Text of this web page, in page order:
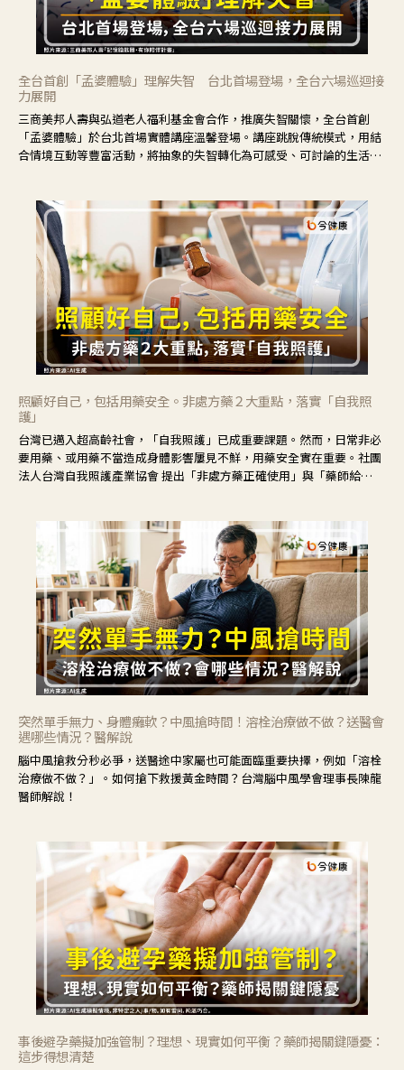
全台首創「孟婆體驗」理解失智 台北首場登場，全台六場巡迴接
力展開
三商美邦人壽與弘道老人福利基金會合作，推廣失智關懷，全台首創
「孟婆體驗」於台北首場實體講座溫馨登場。講座跳脫傳統模式，用結
合情境互動等豐富活動，將抽象的失智轉化為可感受、可討論的生活情
照顧好自己，包括用藥安全。非處方藥２大重點，落實「自我照
護」
台灣已邁入超高齡社會，「自我照護」已成重要課題。然而，日常非必
要用藥、或用藥不當造成身體影響屢見不鮮，用藥安全實在重要。社團
法人台灣自我照護產業協會 提出「非處方藥正確使用」與「藥師給
突然單手無力、身體癱軟？中風搶時間！溶栓治療做不做？送醫會
遇哪些情況？醫解說
腦中風搶救分秒必爭，送醫途中家屬也可能面臨重要抉擇，例如「溶栓
治療做不做？」。如何搶下救援黃金時間？台灣腦中風學會理事長陳龍
醫師解說！
事後避孕藥擬加強管制？理想、現實如何平衡？藥師揭關鍵隱憂：
這步得想清楚